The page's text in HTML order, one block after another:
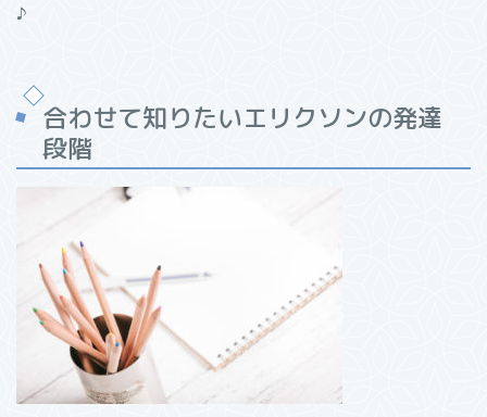
♪
合わせて知りたいエリクソンの発達
段階